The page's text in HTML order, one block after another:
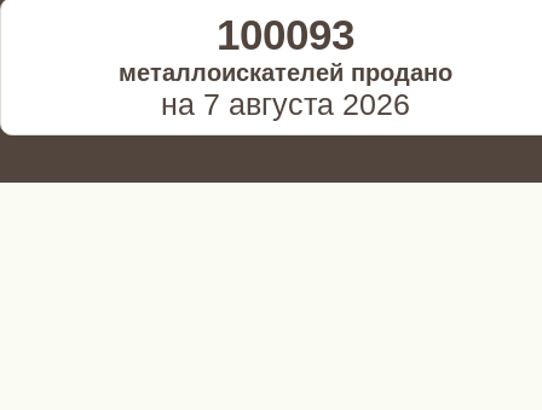
100093
металлоискателей продано
на 7 августа 2026